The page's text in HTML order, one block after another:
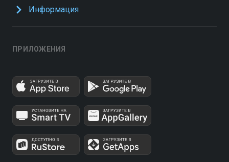
Информация
ПРИЛОЖЕНИЯ